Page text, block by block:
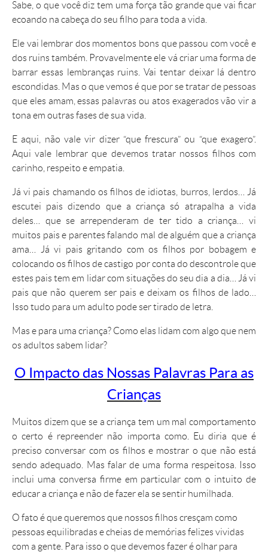
Sabe, o que você diz tem uma força tão grande que vai ficar
ecoando na cabeça do seu filho para toda a vida.
Ele vai lembrar dos momentos bons que passou com você e
dos ruins também. Provavelmente ele vá criar uma forma de
barrar essas lembranças ruins. Vai tentar deixar lá dentro
escondidas. Mas o que vemos é que por se tratar de pessoas
que eles amam, essas palavras ou atos exagerados vão vir a
tona em outras fases de sua vida.
E aqui, não vale vir dizer “que frescura” ou “que exagero”.
Aqui vale lembrar que devemos tratar nossos filhos com
carinho, respeito e empatia.
Já vi pais chamando os filhos de idiotas, burros, lerdos… Já
escutei pais dizendo que a criança só atrapalha a vida
deles… que se arrependeram de ter tido a criança… vi
muitos pais e parentes falando mal de alguém que a criança
ama… Já vi pais gritando com os filhos por bobagem e
colocando os filhos de castigo por conta do descontrole que
estes pais tem em lidar com situações do seu dia a dia… Já vi
pais que não querem ser pais e deixam os filhos de lado…
Isso tudo para um adulto pode ser tirado de letra.
Mas e para uma criança? Como elas lidam com algo que nem
os adultos sabem lidar?
O Impacto das Nossas Palavras Para as
Crianças
Muitos dizem que se a criança tem um mal comportamento
o certo é repreender não importa como. Eu diria que é
preciso conversar com os filhos e mostrar o que não está
sendo adequado. Mas falar de uma forma respeitosa. Isso
inclui uma conversa firme em particular com o intuito de
educar a criança e não de fazer ela se sentir humilhada.
O fato é que queremos que nossos filhos cresçam como
pessoas equilibradas e cheias de memórias felizes vividas
com a gente. Para isso o que devemos fazer é olhar para